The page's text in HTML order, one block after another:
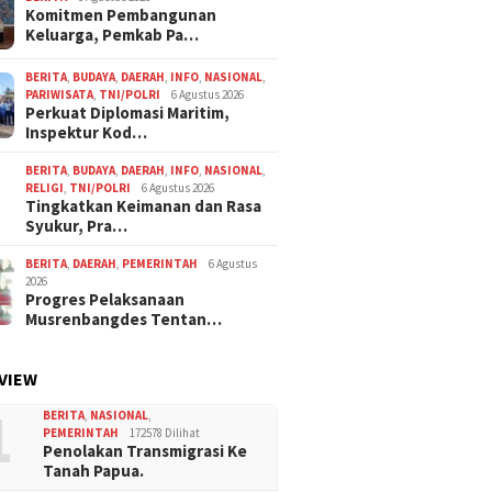
Komitmen Pembangunan
Keluarga, Pemkab Pa…
BERITA, BUDAYA, DAERAH, INFO, NASIONAL,
PARIWISATA, TNI/POLRI 6 Agustus 2026
Perkuat Diplomasi Maritim,
Inspektur Kod…
BERITA, BUDAYA, DAERAH, INFO, NASIONAL,
RELIGI, TNI/POLRI 6 Agustus 2026
Tingkatkan Keimanan dan Rasa
Syukur, Pra…
BERITA, DAERAH, PEMERINTAH
6 Agustus
2026
Progres Pelaksanaan
Musrenbangdes Tentan…
BERITA, NASIONAL,
PEMERINTAH
172578 Dilihat
Penolakan Transmigrasi Ke
Tanah Papua.